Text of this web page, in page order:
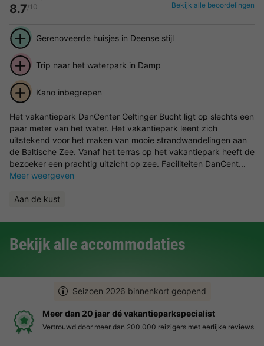
8.7/10 Bekijk alle beoordelingen
Gerenoveerde huisjes in Deense stijl
Trip naar het waterpark in Damp
Kano inbegrepen
Het vakantiepark DanCenter Geltinger Bucht ligt op slechts een
paar meter van het water. Het vakantiepark leent zich
uitstekend voor het maken van mooie strandwandelingen aan
de Baltische Zee. Vanaf het terras op het vakantiepark heeft de
bezoeker een prachtig uitzicht op zee. Faciliteiten DanCent...
Meer weergeven
Aan de kust
Bekijk alle accommodaties
Seizoen 2026 binnenkort geopend
Meer dan 20 jaar dé vakantieparkspecialist
Vertrouwd door meer dan 200.000 reizigers met eerlijke reviews